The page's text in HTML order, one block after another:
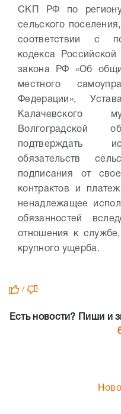
СКП РФ по региону,
сельского
соответствии с
кодекса
закона РФ «Об
местного
Федерации»,
Калачевского
Волгоградской
подтверждать
обязательств
подписания от
контрактов и
ненадлежащее
обязанностей
отношения к
крупного ущерба.
/
Есть новости? Пиши и